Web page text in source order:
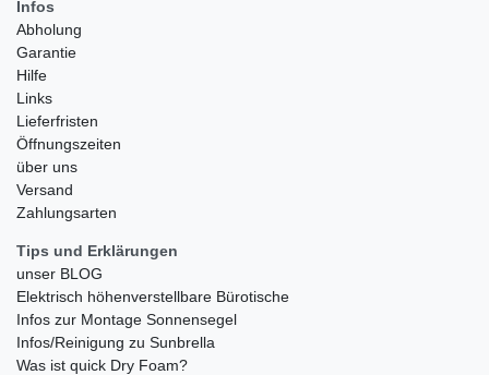
Infos
Abholung
Garantie
Hilfe
Links
Lieferfristen
Öffnungszeiten
über uns
Versand
Zahlungsarten
Tips und Erklärungen
unser BLOG
Elektrisch höhenverstellbare Bürotische
Infos zur Montage Sonnensegel
Infos/Reinigung zu Sunbrella
Was ist quick Dry Foam?